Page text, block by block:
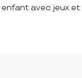
avec jeux et